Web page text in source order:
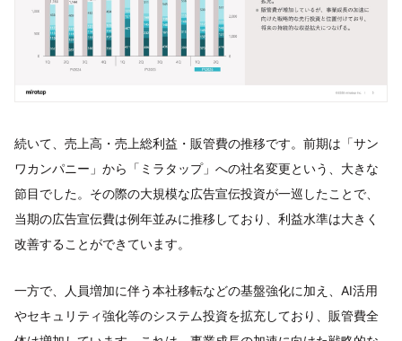
続いて、売上高・売上総利益・販管費の推移です。前期は「サン
ワカンパニー」から「ミラタップ」への社名変更という、大きな
節目でした。その際の大規模な広告宣伝投資が一巡したことで、
当期の広告宣伝費は例年並みに推移しており、利益水準は大きく
改善することができています。
一方で、人員増加に伴う本社移転などの基盤強化に加え、AI活用
やセキュリティ強化等のシステム投資を拡充しており、販管費全